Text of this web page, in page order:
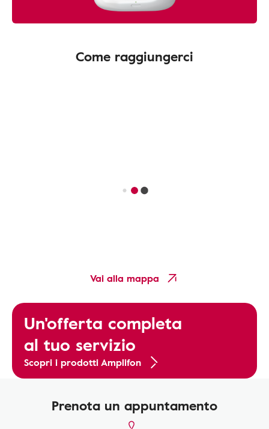
Come raggiungerci
Vai alla mappa
Un'offerta completa
al tuo servizio
Scopri i prodotti Amplifon
Prenota un appuntamento